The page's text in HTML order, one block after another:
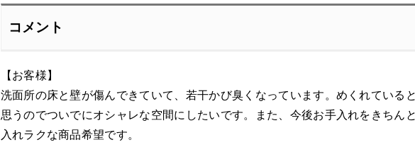
コメント
【お客様】
洗面所の床と壁が傷んできていて、若干かび臭くなっています。めくれている
思うのでついでにオシャレな空間にしたいです。また、今後お手入れをきち
入れラクな商品希望です。